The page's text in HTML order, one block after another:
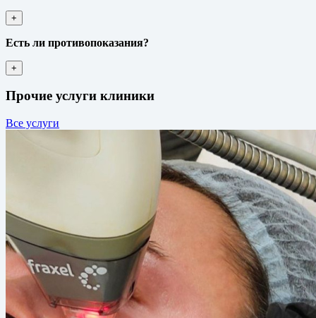
+
Есть ли противопоказания?
+
Прочие услуги клиники
Все услуги